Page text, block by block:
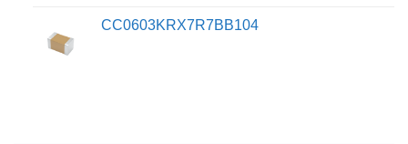
CC0603KRX7R7BB104